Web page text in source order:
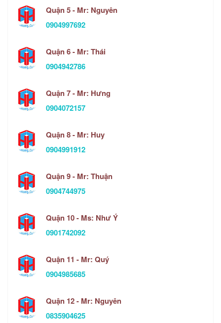
Quận 5 - Mr: Nguyên
0904997692
Quận 6 - Mr: Thái
0904942786
Quận 7 - Mr: Hưng
0904072157
Quận 8 - Mr: Huy
0904991912
Quận 9 - Mr: Thuận
0904744975
Quận 10 - Ms: Như Ý
0901742092
Quận 11 - Mr: Quý
0904985685
Quận 12 - Mr: Nguyên
0835904625